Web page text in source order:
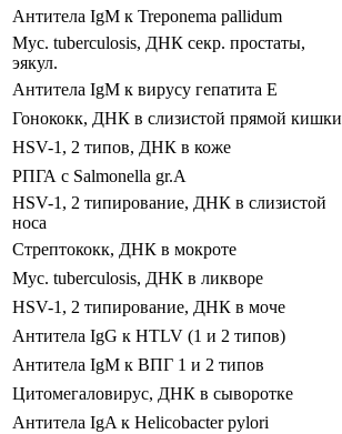
Антитела IgM к Treponema pallidum
Myc. tuberculosis, ДНК секр. простаты,
эякул.
Антитела IgM к вирусу гепатита E
Гонококк, ДНК в слизистой прямой кишки
HSV-1, 2 типов, ДНК в коже
РПГА с Salmonella gr.A
HSV-1, 2 типирование, ДНК в слизистой
носа
Стрептококк, ДНК в мокроте
Myc. tuberculosis, ДНК в ликворе
HSV-1, 2 типирование, ДНК в моче
Антитела IgG к HTLV (1 и 2 типов)
Антитела IgМ к ВПГ 1 и 2 типов
Цитомегаловирус, ДНК в сыворотке
Антитела IgA к Helicobacter рylori